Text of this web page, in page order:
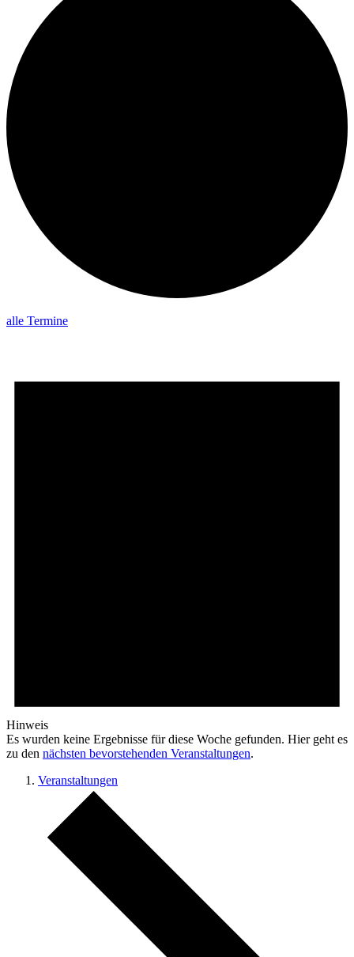
alle Termine
Hinweis
Es wurden keine Ergebnisse für diese Woche gefunden. Hier geht es
zu den nächsten bevorstehenden Veranstaltungen.
Veranstaltungen